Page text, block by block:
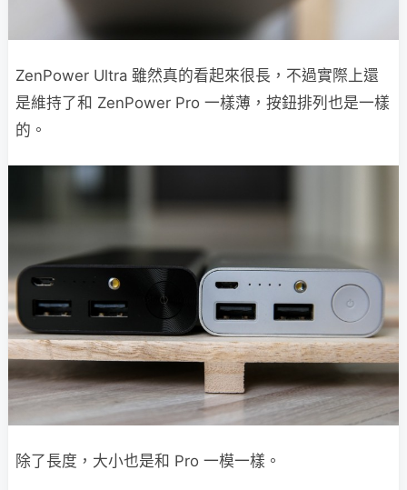
ZenPower Ultra 雖然真的看起來很長，不過實際上還
是維持了和 ZenPower Pro 一樣薄，按鈕排列也是一樣
的。
除了長度，大小也是和 Pro 一模一樣。